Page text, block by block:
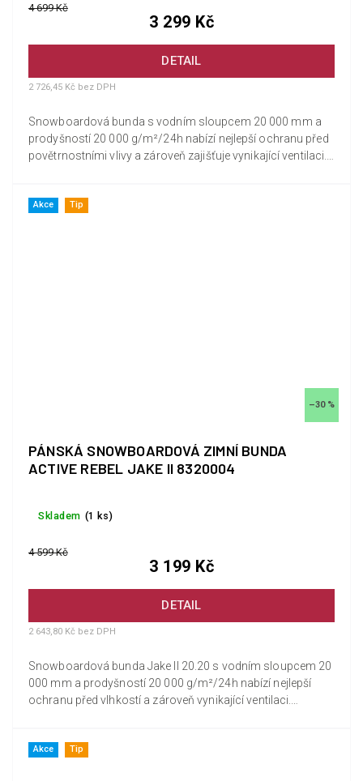
DETAIL
2 726,45 Kč bez DPH
4 699 Kč
3 299 Kč
Snowboardová bunda s vodním sloupcem 20 000 mm a
prodyšností 20 000 g/m²/24h nabízí nejlepší ochranu před
povětrnostními vlivy a zároveň zajišťuje vynikající ventilaci.
Akce Tip
–30 %
PÁNSKÁ SNOWBOARDOVÁ ZIMNÍ BUNDA
ACTIVE REBEL JAKE II 8320004
Skladem (1 ks)
DETAIL
2 643,80 Kč bez DPH
4 599 Kč
3 199 Kč
Snowboardová bunda Jake II 20.20 s vodním sloupcem 20
000 mm a prodyšností 20 000 g/m²/24h nabízí nejlepší
ochranu před vlhkostí a zároveň vynikající ventilaci.
Akce Tip